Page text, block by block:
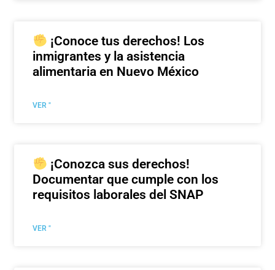
¡Conoce tus derechos! Los
inmigrantes y la asistencia
alimentaria en Nuevo México
VER "
¡Conozca sus derechos!
Documentar que cumple con los
requisitos laborales del SNAP
VER "